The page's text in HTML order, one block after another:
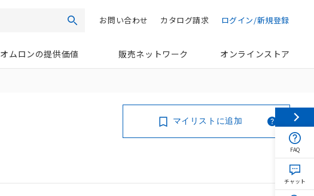
検索 ログイン/新規登録
カタログ請求
お問い合わせ
オムロンの提供価値 販売ネットワーク オンラインストア
マイリストに追加
FAQ
チャット